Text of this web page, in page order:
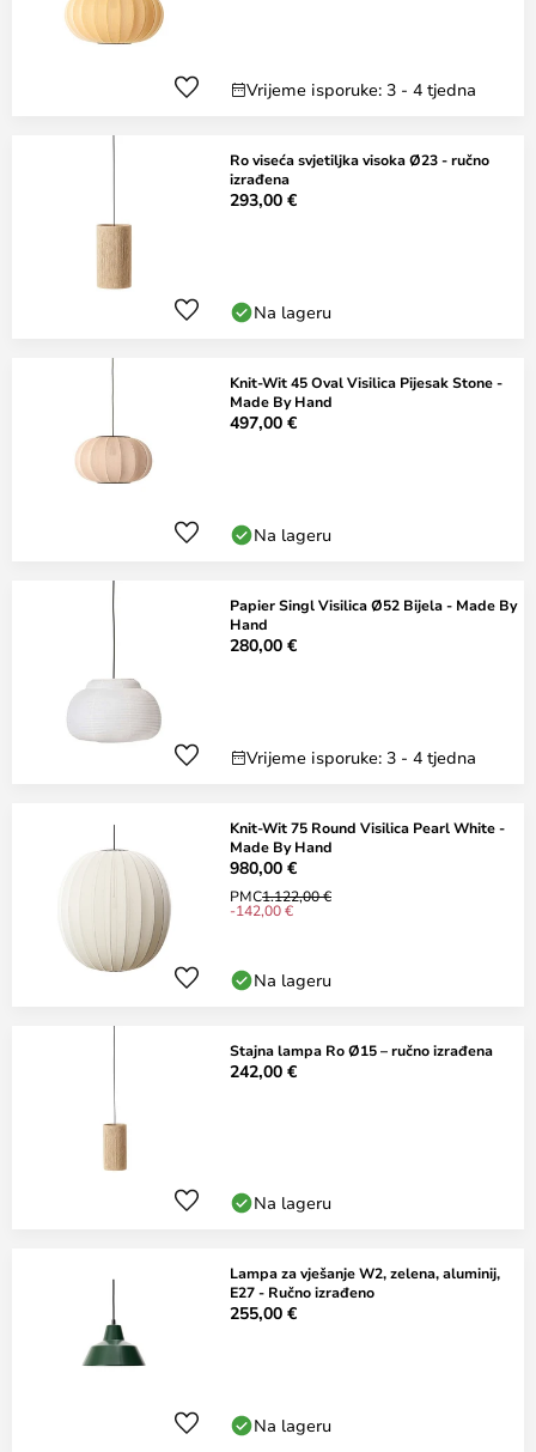
Vrijeme isporuke: 3 - 4 tjedna
Ro viseća svjetiljka visoka Ø23 - ručno
izrađena
293,00 €
Na lageru
Knit-Wit 45 Oval Visilica Pijesak Stone -
Made By Hand
497,00 €
Na lageru
Papier Singl Visilica Ø52 Bijela - Made By
Hand
280,00 €
Vrijeme isporuke: 3 - 4 tjedna
Knit-Wit 75 Round Visilica Pearl White -
Made By Hand
980,00 €
PMC1.122,00 €
-142,00 €
Na lageru
Stajna lampa Ro Ø15 – ručno izrađena
242,00 €
Na lageru
Lampa za vješanje W2, zelena, aluminij,
E27 - Ručno izrađeno
255,00 €
Na lageru